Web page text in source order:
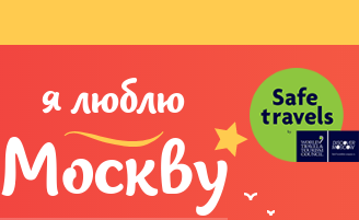
я люблю
Москву